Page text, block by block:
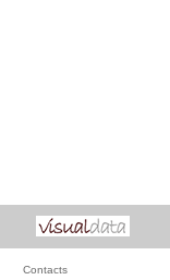
Contacts